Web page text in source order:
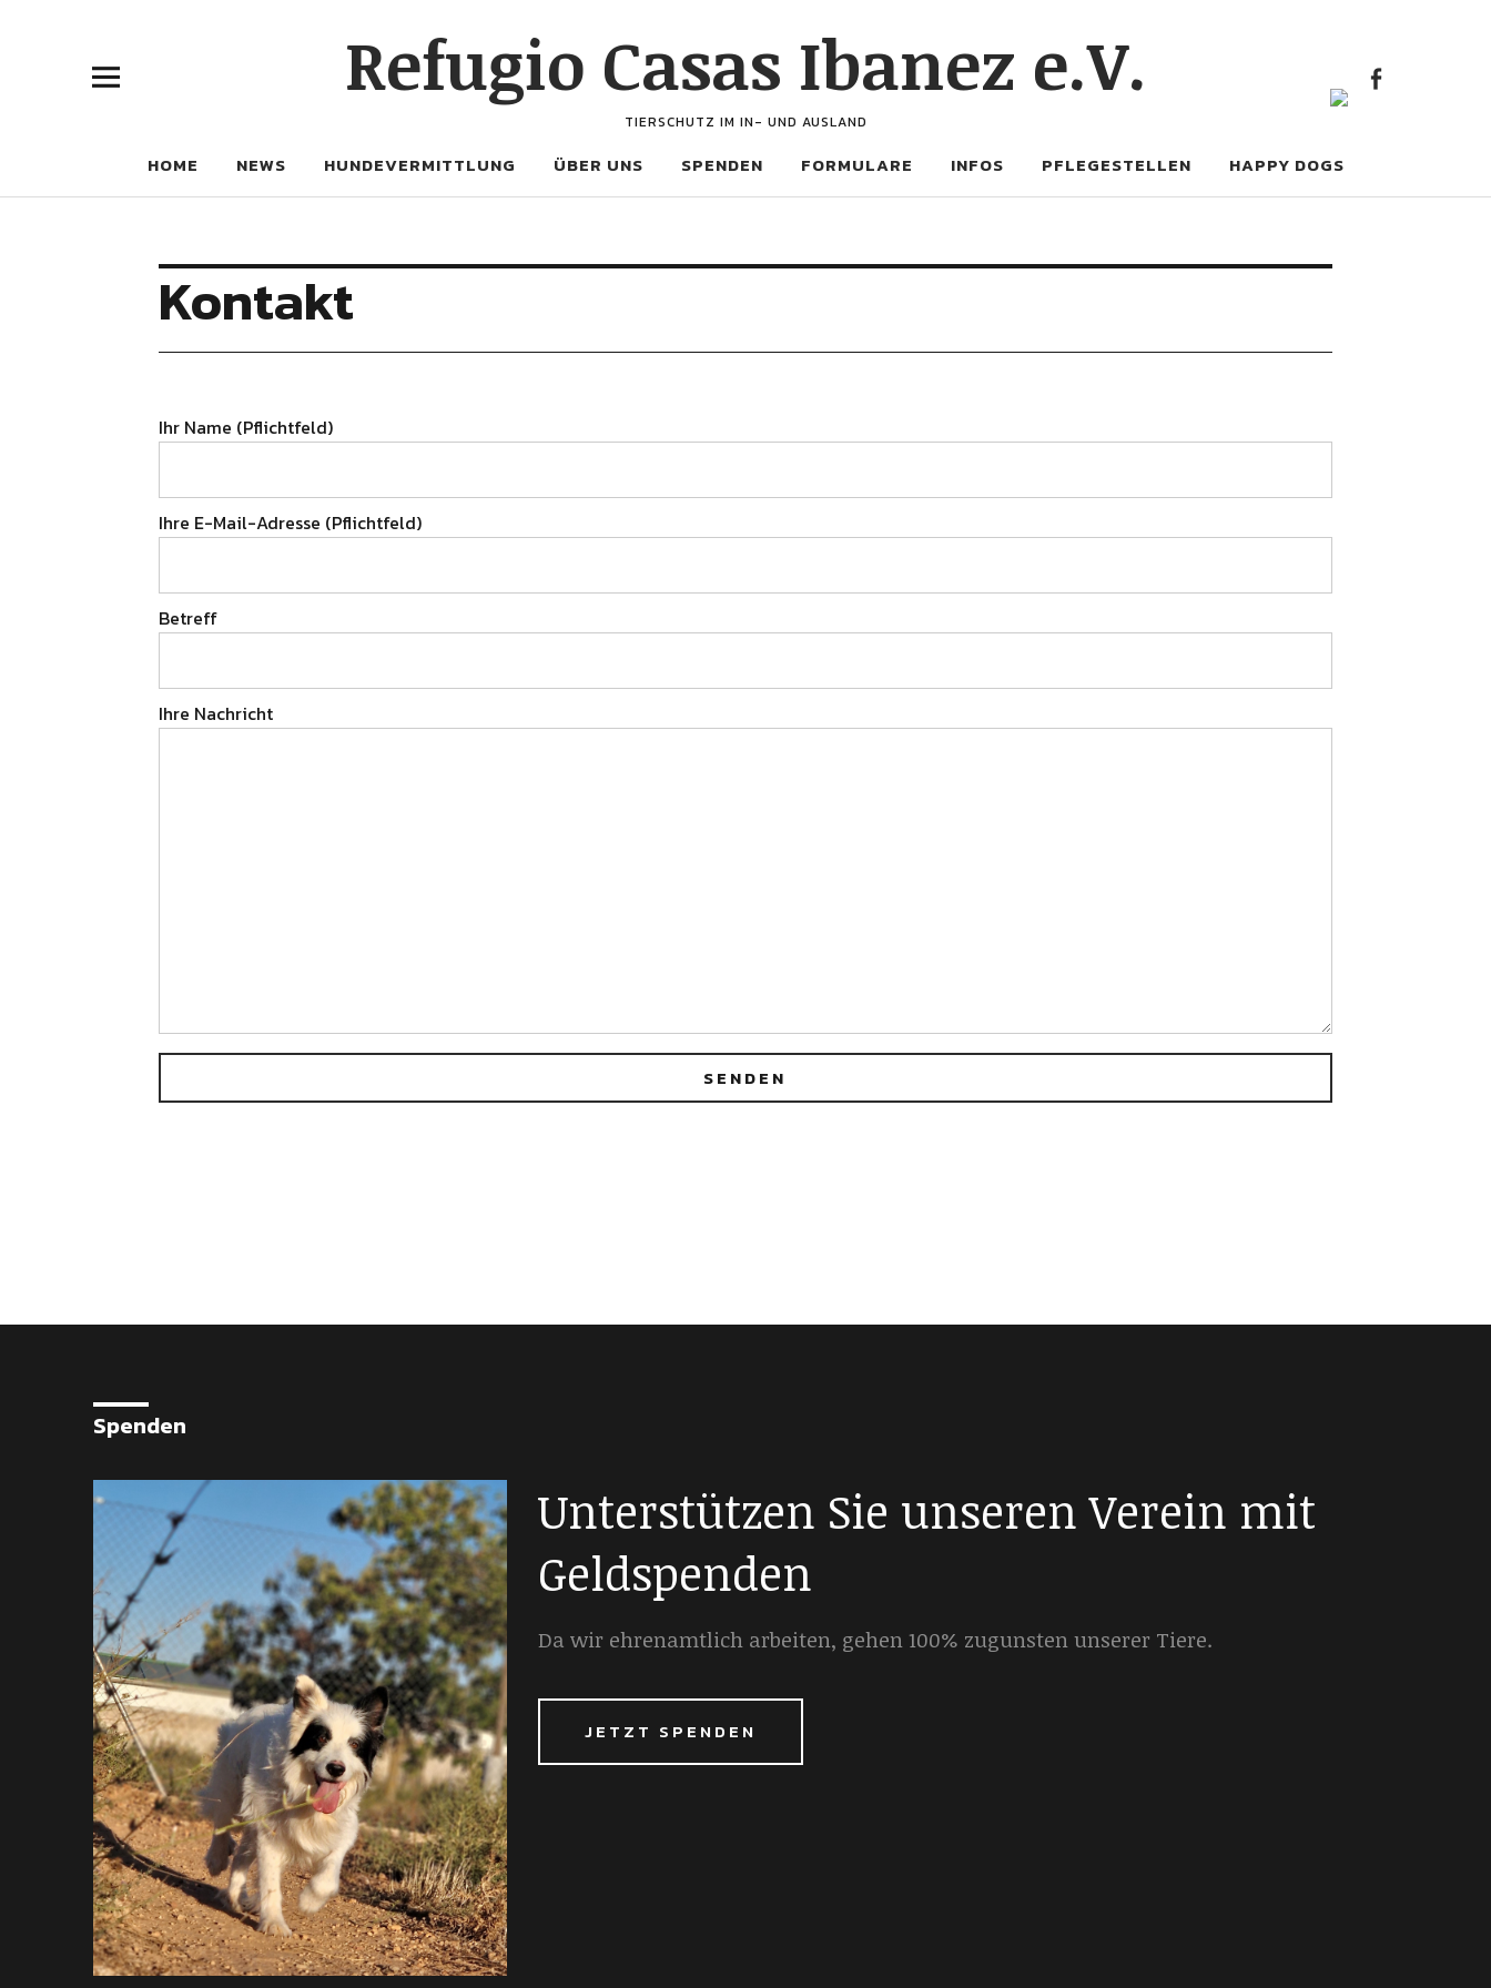
Refugio Casas Ibanez e.V.
TIERSCHUTZ IM IN- UND AUSLAND
HOME NEWS HUNDEVERMITTLUNG ÜBER UNS SPENDEN FORMULARE INFOS PFLEGESTELLEN HAPPY DOGS
Kontakt
Ihr Name (Pflichtfeld)
Ihre E-Mail-Adresse (Pflichtfeld)
Betreff
Ihre Nachricht
Spenden
Unterstützen Sie unseren Verein mit
Geldspenden
Da wir ehrenamtlich arbeiten, gehen 100% zugunsten unserer Tiere.
JETZT SPENDEN